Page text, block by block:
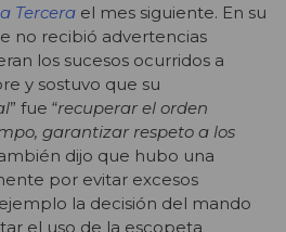
Tercera el mes siguiente. En su
no recibió advertencias
los sucesos ocurridos a
y sostuvo que su
” fue “recuperar el orden
garantizar respeto a los
dijo que hubo una
por evitar excesos
la decisión del mando
el uso de la escopeta